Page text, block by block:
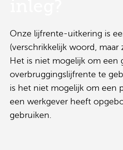
Onze lijfrente-uitkering is
(verschrikkelijk woord,
Het is niet mogelijk om
overbruggingslijfrente te
is het niet mogelijk om een
een werkgever heeft
gebruiken.